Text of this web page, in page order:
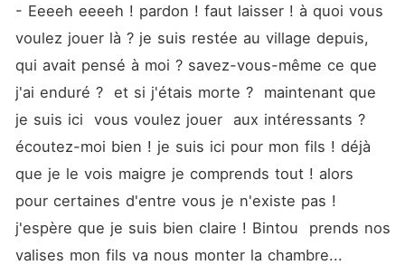
- Eeeeh eeeeh ! pardon ! faut laisser ! à quoi vous
voulez jouer là ? je suis restée au village depuis,
qui avait pensé à moi ? savez-vous-même ce que
j'ai enduré ?  et si j'étais morte ?  maintenant que
je suis ici  vous voulez jouer  aux intéressants ?
écoutez-moi bien ! je suis ici pour mon fils ! déjà
que je le vois maigre je comprends tout ! alors
pour certaines d'entre vous je n'existe pas !
j'espère que je suis bien claire ! Bintou  prends nos
valises mon fils va nous monter la chambre...